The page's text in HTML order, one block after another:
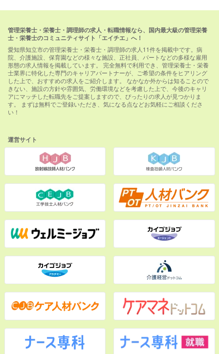
管理栄養士・栄養士・調理師の求人・転職情報なら、国内最大級の管理栄養
士・栄養士のコミュニティサイト「エイチエ」へ！
愛知県知立市の管理栄養士・栄養士・調理師の求人11件を掲載中です。病
院、介護施設、保育園などの様々な施設、正社員、パートなどの多様な雇用
形態の求人情報を掲載しています。 完全無料で利用でき、管理栄養士・栄養
士業界に特化した専門のキャリアパートナーが、ご希望の条件をヒアリング
した上で、おすすめの求人をご紹介します。 なかなか外からは知ることので
きない、施設の方針や雰囲気、労働環境などを考慮した上で、今後のキャリ
アにマッチした転職先をご提案しますので、ぴったりの求人が見つかりま
す。 まずは無料でご登録いただき、気になる点などお気軽にご相談くださ
い！
運営サイト